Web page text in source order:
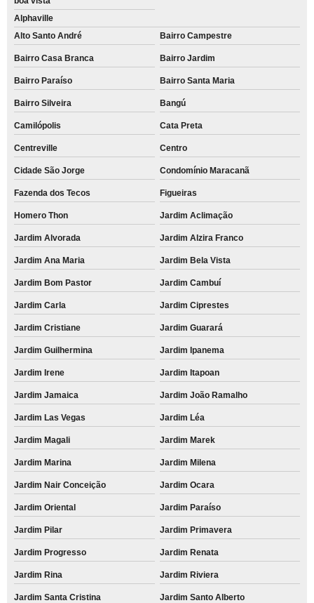
Alphaville
Alto Santo André
Bairro Campestre
Bairro Casa Branca Bairro Jardim
Bairro Paraíso Bairro Santa Maria
Bairro Silveira Bangú
Camilópolis Cata Preta
Centreville Centro
Cidade São Jorge Condomínio Maracanã
Fazenda dos Tecos Figueiras
Homero Thon Jardim Aclimação
Jardim Alvorada Jardim Alzira Franco
Jardim Ana Maria Jardim Bela Vista
Jardim Bom Pastor Jardim Cambuí
Jardim Carla Jardim Ciprestes
Jardim Cristiane Jardim Guarará
Jardim Guilhermina Jardim Ipanema
Jardim Irene Jardim Itapoan
Jardim Jamaica Jardim João Ramalho
Jardim Las Vegas Jardim Léa
Jardim Magali Jardim Marek
Jardim Marina Jardim Milena
Jardim Nair Conceição Jardim Ocara
Jardim Oriental Jardim Paraíso
Jardim Pilar Jardim Primavera
Jardim Progresso Jardim Renata
Jardim Rina Jardim Riviera
Jardim Santa Cristina Jardim Santo Alberto